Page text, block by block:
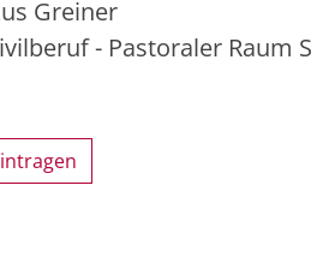
Greiner
- Pastoraler Raum